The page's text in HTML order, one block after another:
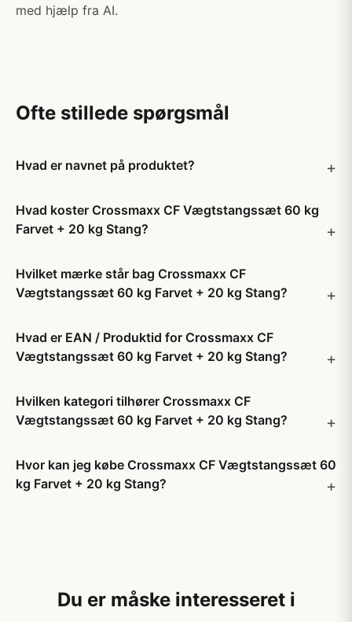
med hjælp fra AI.
Ofte stillede spørgsmål
Hvad er navnet på produktet?
Hvad koster Crossmaxx CF Vægtstangssæt 60 kg
Farvet + 20 kg Stang?
Hvilket mærke står bag Crossmaxx CF
Vægtstangssæt 60 kg Farvet + 20 kg Stang?
Hvad er EAN / Produktid for Crossmaxx CF
Vægtstangssæt 60 kg Farvet + 20 kg Stang?
Hvilken kategori tilhører Crossmaxx CF
Vægtstangssæt 60 kg Farvet + 20 kg Stang?
Hvor kan jeg købe Crossmaxx CF Vægtstangssæt 60
kg Farvet + 20 kg Stang?
Du er måske interesseret i